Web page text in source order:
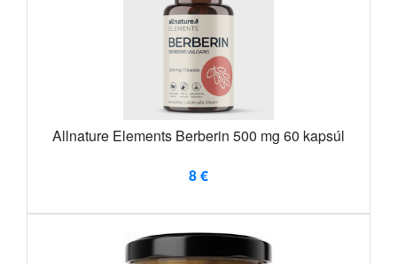
Allnature Elements Berberin 500 mg 60 kapsúl
8 €